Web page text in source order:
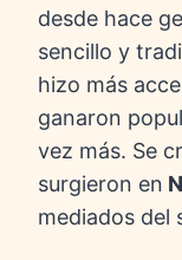
desde hace
sencillo y
hizo más
ganaron
vez más. Se
surgieron en
mediados del